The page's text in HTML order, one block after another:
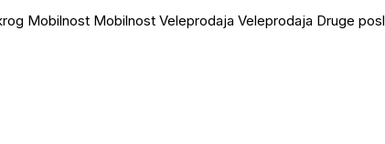
Mobilnost Mobilnost Veleprodaja Veleprodaja Druge